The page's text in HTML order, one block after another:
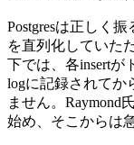
Postgresは正しく
を直列化していた
下では、各insertが
logに記録されてか
ません。Raymond
始め、そこからは